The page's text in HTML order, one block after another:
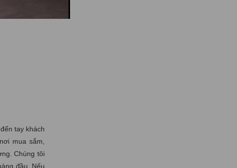
tay khách
mua sắm,
Chúng tôi
đầu. Nếu